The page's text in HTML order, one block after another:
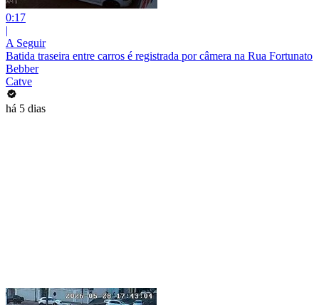
0:17
|
A Seguir
Batida traseira entre carros é registrada por câmera na Rua Fortunato
Bebber
Catve
há 5 dias